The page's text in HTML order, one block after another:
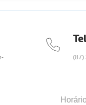
(87)